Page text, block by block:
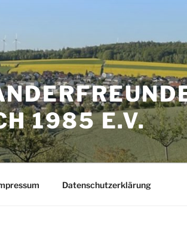
1985 E.V.
Datenschutzerklärung